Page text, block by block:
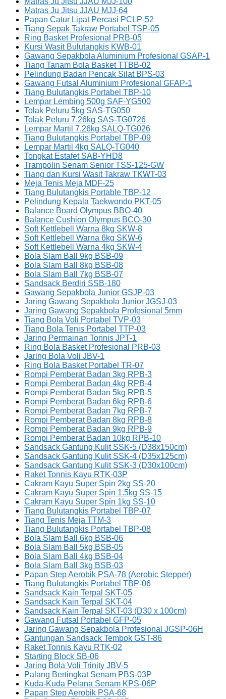
Matras Ju Jitsu JJAU MJJ-64
Papan Catur Lipat Percasi PCLP-52
Tiang Sepak Takraw Portabel TSP-05
Ring Basket Profesional PRB-05
Kursi Wasit Bulutangkis KWB-01
Gawang Sepakbola Aluminium Profesional GSAP-1
Tiang Tanam Bola Basket TTBB-02
Pelindung Badan Pencak Silat BPS-03
Gawang Futsal Aluminium Profesional GFAP-1
Tiang Bulutangkis Portabel TBP-10
Lempar Lembing 500g SAF-YG500
Tolak Peluru 5kg SAS-TG050
Tolak Peluru 7.26kg SAS-TG0726
Lempar Martil 7.26kg SALQ-TG026
Tiang Bulutangkis Portabel TBP-09
Lempar Martil 4kg SALQ-TG040
Tongkat Estafet SAB-YHD8
Trampolin Senam Senior TSS-125-GW
Tiang dan Kursi Wasit Takraw TKWT-03
Meja Tenis Meja MDF-25
Tiang Bulutangkis Portable TBP-12
Pelindung Kepala Taekwondo PKT-05
Balance Board Olympus BBO-40
Balance Cushion Olympus BCO-30
Soft Kettlebell Warna 8kg SKW-8
Soft Kettlebell Warna 6kg SKW-6
Soft Kettlebell Warna 4kg SKW-4
Bola Slam Ball 9kg BSB-09
Bola Slam Ball 8kg BSB-08
Bola Slam Ball 7kg BSB-07
Sandsack Berdiri SSB-180
Gawang Sepakbola Junior GSJP-03
Jaring Gawang Sepakbola Junior JGSJ-03
Jaring Gawang Sepakbola Profesional 5mm
Tiang Bola Voli Portabel TVP-03
Tiang Bola Tenis Portabel TTP-03
Jaring Permainan Tonnis JPT-1
Ring Bola Basket Profesional PRB-03
Jaring Bola Voli JBV-1
Ring Bola Basket Portabel TR-07
Rompi Pemberat Badan 3kg RPB-3
Rompi Pemberat Badan 4kg RPB-4
Rompi Pemberat Badan 5kg RPB-5
Rompi Pemberat Badan 6kg RPB-6
Rompi Pemberat Badan 7kg RPB-7
Rompi Pemberat Badan 8kg RPB-8
Rompi Pemberat Badan 9kg RPB-9
Rompi Pemberat Badan 10kg RPB-10
Sandsack Gantung Kulit SSK-5 (D38x150cm)
Sandsack Gantung Kulit SSK-4 (D35x125cm)
Sandsack Gantung Kulit SSK-3 (D30x100cm)
Raket Tonnis Kayu RTK-03P
Cakram Kayu Super Spin 2kg SS-20
Cakram Kayu Super Spin 1.5kg SS-15
Cakram Kayu Super Spin 1kg SS-10
Tiang Bulutangkis Portabel TBP-07
Tiang Tenis Meja TTM-3
Tiang Bulutangkis Portabel TBP-08
Bola Slam Ball 6kg BSB-06
Bola Slam Ball 5kg BSB-05
Bola Slam Ball 4kg BSB-04
Bola Slam Ball 3kg BSB-03
Papan Step Aerobik PSA-78 (Aerobic Stepper)
Tiang Bulutangkis Portabel TBP-06
Sandsack Kain Terpal SKT-05
Sandsack Kain Terpal SKT-04
Sandsack Kain Terpal SKT-03 (D30 x 100cm)
Gawang Futsal Portabel GFP-05
Jaring Gawang Sepakbola Profesional JGSP-06H
Gantungan Sandsack Tembok GST-86
Raket Tonnis Kayu RTK-02
Starting Block SB-06
Jaring Bola Voli Trinity JBV-5
Palang Bertingkat Senam PBS-03P
Kuda-Kuda Pelana Senam KPS-06P
Papan Step Aerobik PSA-68